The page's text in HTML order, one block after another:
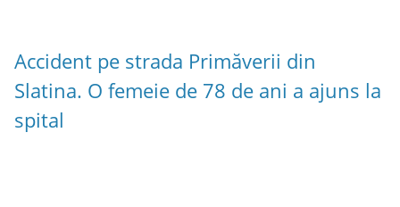
Accident pe strada Primăverii din
Slatina. O femeie de 78 de ani a ajuns la
spital